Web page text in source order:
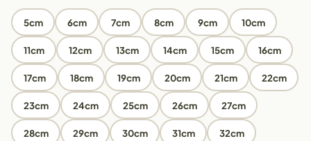
5cm 6cm 7cm 8cm 9cm 10cm
11cm 12cm 13cm 14cm 15cm 16cm
17cm 18cm 19cm 20cm 21cm 22cm
23cm 24cm 25cm 26cm 27cm
28cm 29cm 30cm 31cm 32cm